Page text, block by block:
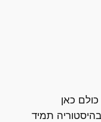
כאן
תמיד